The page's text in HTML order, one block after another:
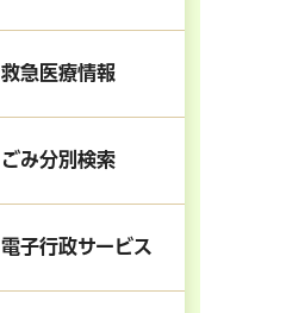
救急医療情報
ごみ分別検索
電子行政サービス